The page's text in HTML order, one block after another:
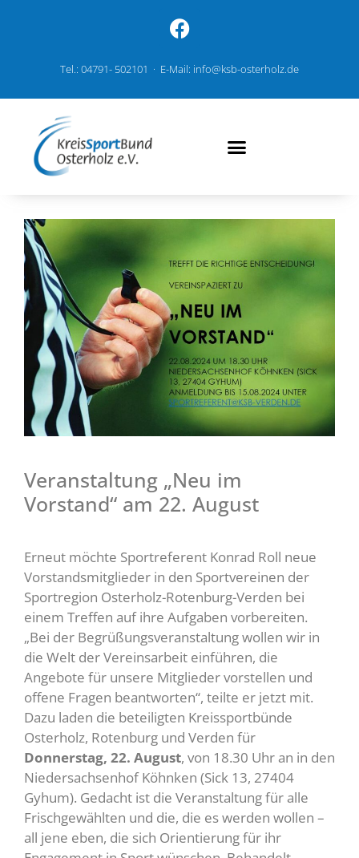
Tel.: 04791- 502101 · E-Mail: info@ksb-osterholz.de
Veranstaltung „Neu im
Vorstand“ am 22. August
Erneut möchte Sportreferent Konrad Roll neue
Vorstandsmitglieder in den Sportvereinen der
Sportregion Osterholz-Rotenburg-Verden bei
einem Treffen auf ihre Aufgaben vorbereiten.
„Bei der Begrüßungsveranstaltung wollen wir in
die Welt der Vereinsarbeit einführen, die
Angebote für unsere Mitglieder vorstellen und
offene Fragen beantworten“, teilte er jetzt mit.
Dazu laden die beteiligten Kreissportbünde
Osterholz, Rotenburg und Verden für
Donnerstag, 22. August, von 18.30 Uhr an in den
Niedersachsenhof Köhnken (Sick 13, 27404
Gyhum). Gedacht ist die Veranstaltung für alle
Frischgewählten und die, die es werden wollen –
all jene eben, die sich Orientierung für ihr